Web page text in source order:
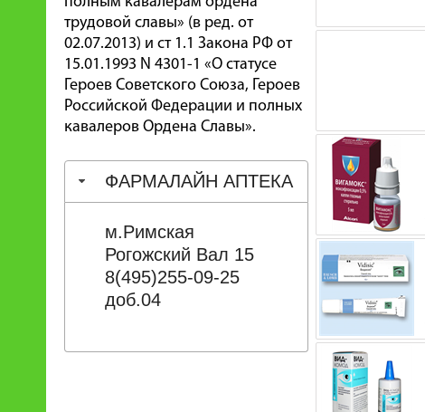
трудовой славы» (в ред. от
02.07.2013) и ст 1.1 Закона РФ от
15.01.1993 N 4301-1 «О статусе
Героев Советского Союза, Героев
Российской Федерации и полных
кавалеров Ордена Славы».
ФАРМАЛАЙН АПТЕКА
м.Римская
Рогожский Вал 15
8(495)255-09-25
доб.04